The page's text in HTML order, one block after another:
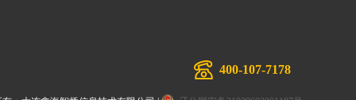
400-107-7178